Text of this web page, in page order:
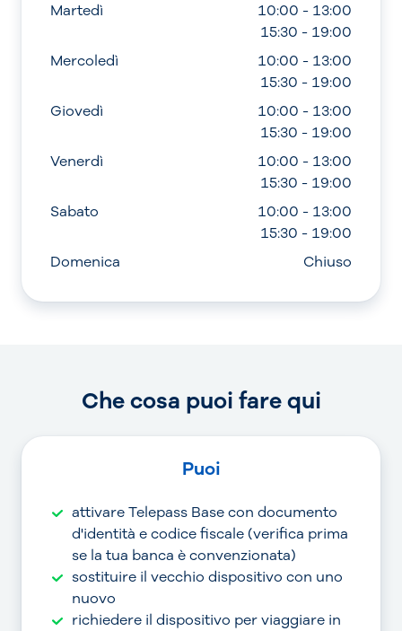
Martedì
10:00 - 13:00
15:30 - 19:00
Mercoledì
10:00 - 13:00
15:30 - 19:00
Giovedì
10:00 - 13:00
15:30 - 19:00
Venerdì
10:00 - 13:00
15:30 - 19:00
Sabato
10:00 - 13:00
15:30 - 19:00
Domenica
Chiuso
Che cosa puoi fare qui
Puoi
attivare Telepass Base con documento
d'identità e codice fiscale (verifica prima
se la tua banca è convenzionata)
sostituire il vecchio dispositivo con uno
nuovo
richiedere il dispositivo per viaggiare in